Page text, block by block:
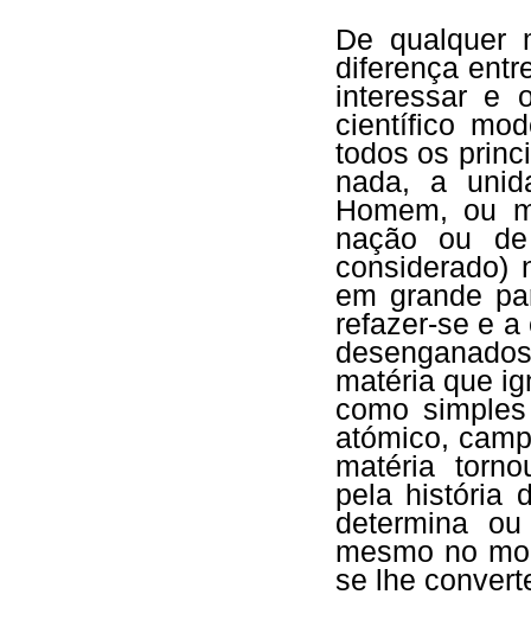
De qualquer
diferença
interessar e
científico
todos os
nada, a
Homem, ou
nação ou
considerado)
em grande
refazer-se e
matéria que
como
atómico,
matéria
pela história
determina
mesmo no
se lhe